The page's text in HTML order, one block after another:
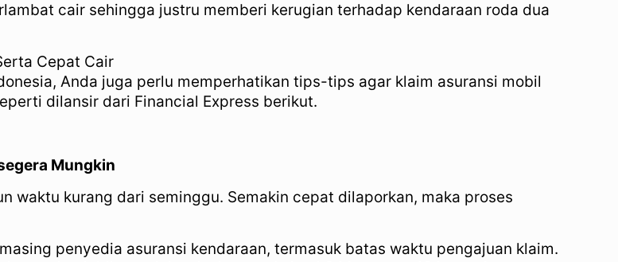
cair sehingga justru memberi kerugian terhadap kendaraan roda dua
Cepat Cair
Anda juga perlu memperhatikan tips-tips agar klaim asuransi mobil
dilansir dari Financial Express berikut.
Mungkin
waktu kurang dari seminggu. Semakin cepat dilaporkan, maka proses
penyedia asuransi kendaraan, termasuk batas waktu pengajuan klaim.